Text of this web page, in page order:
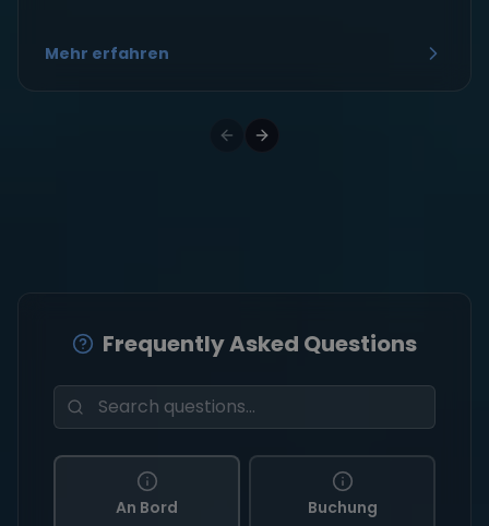
Mehr erfahren
Frequently Asked Questions
An Bord Buchung